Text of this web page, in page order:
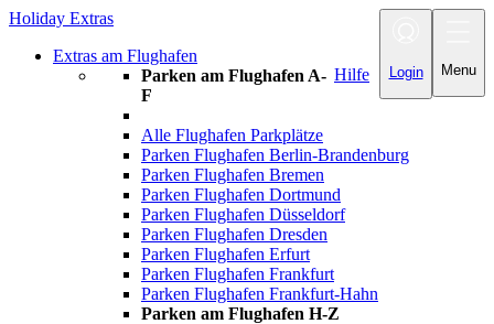
Menu
Login
Hilfe
Holiday Extras
Extras am Flughafen
Parken am Flughafen A-
F
Alle Flughafen Parkplätze
Parken Flughafen Berlin-Brandenburg
Parken Flughafen Bremen
Parken Flughafen Dortmund
Parken Flughafen Düsseldorf
Parken Flughafen Dresden
Parken Flughafen Erfurt
Parken Flughafen Frankfurt
Parken Flughafen Frankfurt-Hahn
Parken am Flughafen H-Z